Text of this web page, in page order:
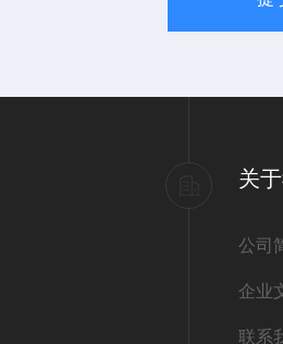
关
公司
企业
联系